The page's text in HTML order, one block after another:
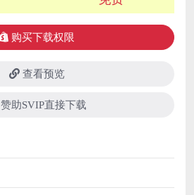
购买下载权限
查看预览
赞助SVIP直接下载